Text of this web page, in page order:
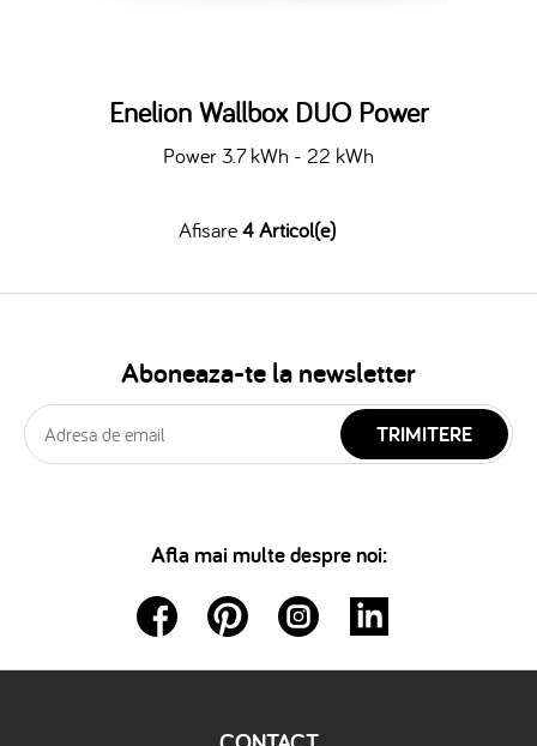
Enelion Wallbox DUO Power
Power 3.7 kWh - 22 kWh
Afisare4 Articol(e)
Aboneaza-te la newsletter
TRIMITERE
Afla mai multe despre noi: